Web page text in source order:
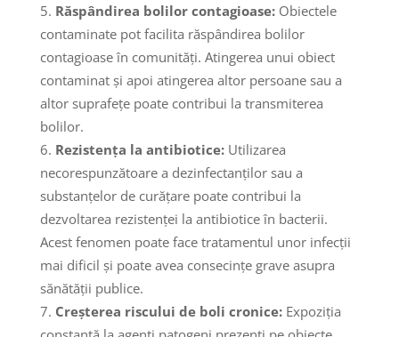
Răspândirea bolilor contagioase:Obiectele
contaminate pot facilita răspândirea bolilor
contagioase în comunități. Atingerea unui obiect
contaminat și apoi atingerea altor persoane sau a
altor suprafețe poate contribui la transmiterea
bolilor.
Rezistența la antibiotice:Utilizarea
necorespunzătoare a dezinfectanților sau a
substanțelor de curățare poate contribui la
dezvoltarea rezistenței la antibiotice în bacterii.
Acest fenomen poate face tratamentul unor infecții
mai dificil și poate avea consecințe grave asupra
sănătății publice.
Creșterea riscului de boli cronice:Expoziția